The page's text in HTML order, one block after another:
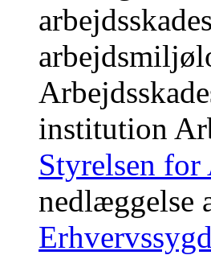
institution
Styrelsen
nedlæggelse